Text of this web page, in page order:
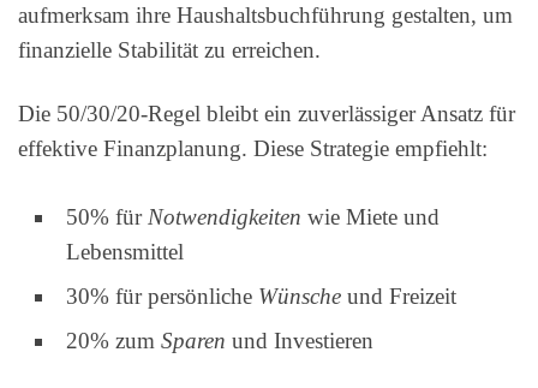
aufmerksam ihre Haushaltsbuchführung gestalten, um
finanzielle Stabilität zu erreichen.
Die 50/30/20-Regel bleibt ein zuverlässiger Ansatz für
effektive Finanzplanung. Diese Strategie empfiehlt:
50% für Notwendigkeiten wie Miete und
Lebensmittel
30% für persönliche Wünsche und Freizeit
20% zum Sparen und Investieren